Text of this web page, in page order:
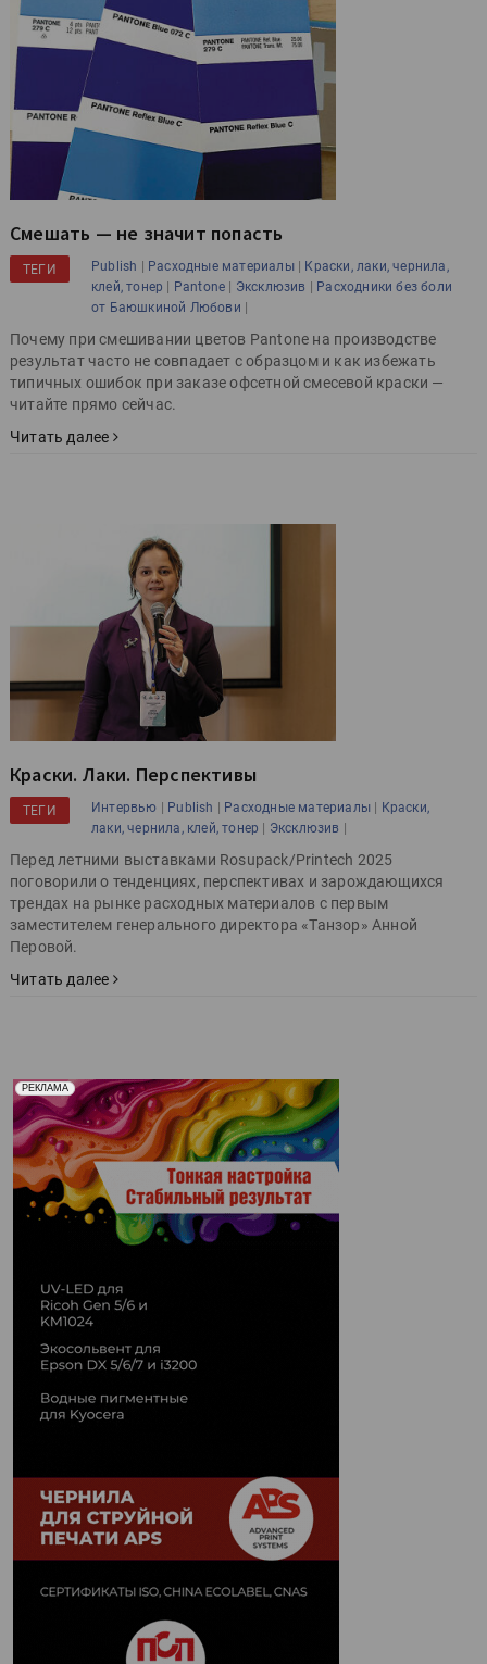
Смешать — не значит попасть
ТЕГИ Publish | Расходные материалы| Краски, лаки, чернила,
клей, тонер | Pantone | Эксклюзив | Расходники без боли
от Баюшкиной Любови |
Почему при смешивании цветов Pantone на производстве
результат часто не совпадает с образцом и как избежать
типичных ошибок при заказе офсетной смесевой краски —
читайте прямо сейчас.
Читать далее
Краски. Лаки. Перспективы
ТЕГИ Интервью | Publish | Расходные материалы | Краски,
лаки, чернила, клей, тонер | Эксклюзив |
Перед летними выставками Rosupack/Printech 2025
поговорили о тенденциях, перспективах и зарождающихся
трендах на рынке расходных материалов с первым
заместителем генерального директора «Танзор» Анной
Перовой.
Читать далее
РЕКЛАМА
Реклама. Рекламодатель ООО "Передовые Системы
Печати" erid: 2SDnjd2d4Qz